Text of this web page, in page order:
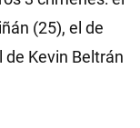
(25), el de
de Kevin Beltrán